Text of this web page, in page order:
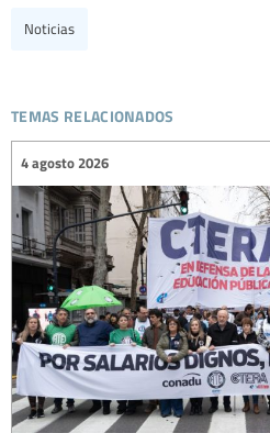
Noticias
temas relacionados
4 agosto 2026